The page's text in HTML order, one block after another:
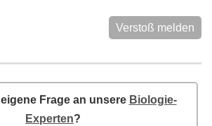
Verstoß melden
Frage an unsere Biologie-
Experten?